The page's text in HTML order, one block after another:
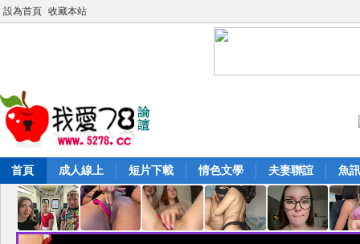
設為首頁 收藏本站
首頁 成人線上 短片下載 情色文學 夫妻聯誼 魚